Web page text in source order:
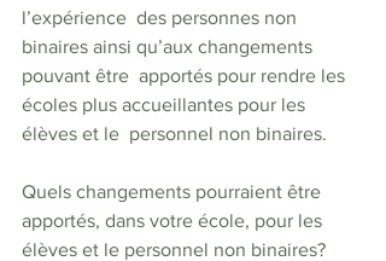
l’expérience  des personnes non
binaires ainsi qu’aux changements
pouvant être  apportés pour rendre les
écoles plus accueillantes pour les
élèves et le  personnel non binaires.
Quels changements pourraient être
apportés, dans votre école, pour les
élèves et le personnel non binaires?